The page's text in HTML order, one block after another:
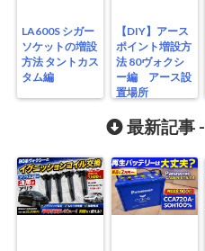
LA600S シガー
ソケットの増設
方法 タントカス
タム編
【DIY】アース
ポイント増設方
法 80ヴォクシ
ー編 アース設
置場所
最新記事 -